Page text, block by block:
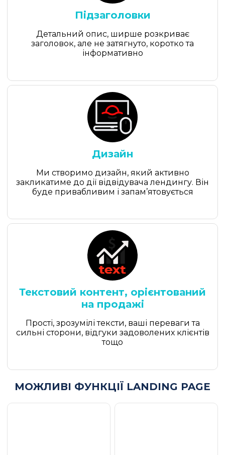
Підзаголовки
Детальний опис, ширше розкриває
заголовок, але не затягнуто, коротко та
інформативно
Дизайн
Ми створимо дизайн, який активно
закликатиме до дії відвідувача лендингу. Він
буде привабливим і запам’ятовується
Текстовий контент, орієнтований
на продажі
Прості, зрозумілі тексти, ваші переваги та
сильні сторони, відгуки задоволених клієнтів
тощо
МОЖЛИВІ ФУНКЦІЇ LANDING PAGE
Виберіть послугу
Виберіть термін
Надіслати